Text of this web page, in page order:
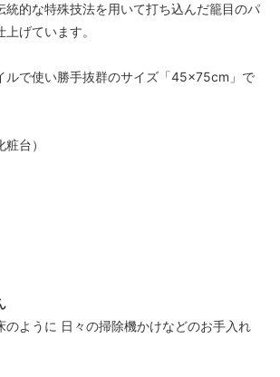
統的な特殊技法を用いて打ち込んだ籠目のパ
げています。
ルで使い勝手抜群のサイズ「45×75cm」で
台）
のように 日々の掃除機かけなどのお手入れ